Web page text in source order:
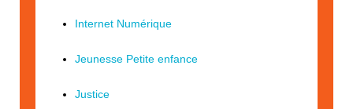
Internet Numérique
Jeunesse Petite enfance
Justice